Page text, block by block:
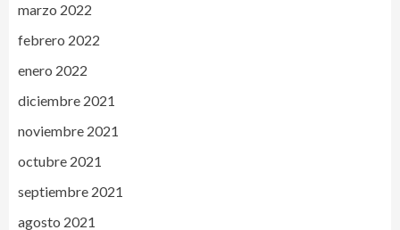
marzo 2022
febrero 2022
enero 2022
diciembre 2021
noviembre 2021
octubre 2021
septiembre 2021
agosto 2021